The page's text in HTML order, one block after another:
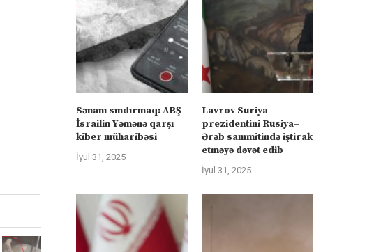
Sənanı sındırmaq: ABŞ-
İsrailin Yəmənə qarşı
kiber müharibəsi
İyul 31, 2025
Lavrov Suriya
prezidentini Rusiya–
Ərəb sammitində iştirak
etməyə dəvət edib
İyul 31, 2025